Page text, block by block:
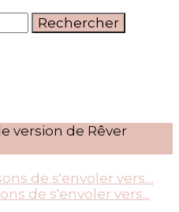
version de Rêver